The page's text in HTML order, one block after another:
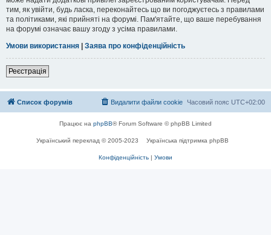
тим, як увійти, будь ласка, переконайтесь що ви погоджуєтесь з правилами
та політиками, які прийняті на форумі. Пам'ятайте, що ваше перебування
на форумі означає вашу згоду з усіма правилами.
Умови використання | Заява про конфіденційність
Реєстрація
Список форумів Часовий пояс UTC+02:00
Видалити файли cookie
Працює на phpBB® Forum Software © phpBB Limited
Український переклад © 2005-2023 Українська підтримка phpBB
Конфіденційність | Умови